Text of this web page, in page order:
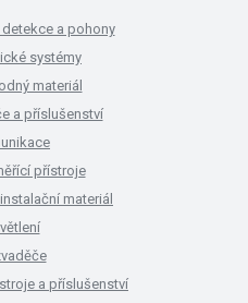
a pohony
systémy
materiál
a příslušenství
přístroje
materiál
a příslušenství